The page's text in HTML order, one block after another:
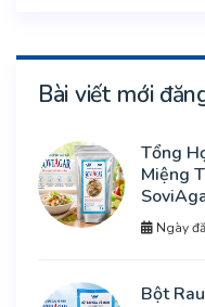
Bài viết mới
Tổng
Miệng
Ngày
Bột